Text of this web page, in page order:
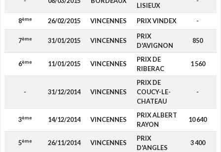
LISIEUX
8ème 26/02/2015 VINCENNES PRIX VINDEX -
7ème 31/01/2015 VINCENNES
PRIX
D'AVIGNON
850
6ème 11/01/2015 VINCENNES
PRIX DE
RIBERAC
1 560
- 31/12/2014 VINCENNES
PRIX DE
COUCY-LE-
CHATEAU
-
3ème 14/12/2014 VINCENNES
PRIX ALBERT
RAYON
10 640
5ème 26/11/2014 VINCENNES
PRIX
D'ANGLES
3 400